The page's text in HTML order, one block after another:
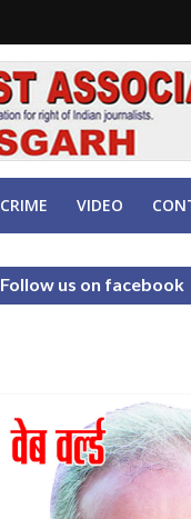
CRIME VIDEO
Follow us on facebook